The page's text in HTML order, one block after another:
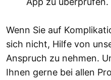
Wenn Sie auf
sich nicht, Hilfe von
Anspruch zu nehmen.
Ihnen gerne bei allen